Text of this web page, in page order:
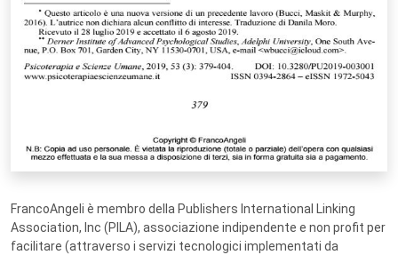
FrancoAngeli è membro della Publishers International Linking
Association, Inc (PILA), associazione indipendente e non profit per
facilitare (attraverso i servizi tecnologici implementati da